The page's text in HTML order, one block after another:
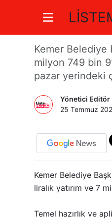
Kemer Belediye
milyon 749 bin
pazar yerindeki
Yönetici Editör
25 Temmuz
Kemer Belediye
liralık yatırım ve 7
Temel hazırlık ve